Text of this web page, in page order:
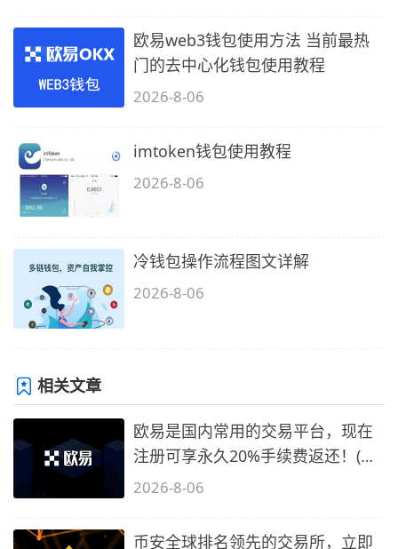
欧易web3钱包使用方法 当前最热
门的去中心化钱包使用教程
2026-8-06
imtoken钱包使用教程
2026-8-06
冷钱包操作流程图文详解
2026-8-06
相关文章
欧易是国内常用的交易平台，现在
注册可享永久20%手续费返还！(必
备1)
2026-8-06
币安全球排名领先的交易所，立即